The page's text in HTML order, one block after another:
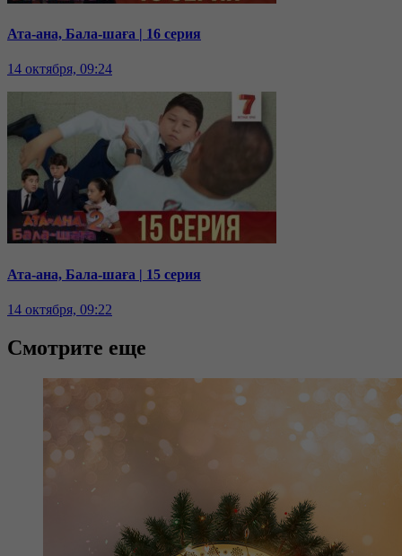
Ата-ана, Бала-шаға | 16 серия
14 октября, 09:24
Ата-ана, Бала-шаға | 15 серия
14 октября, 09:22
Смотрите еще